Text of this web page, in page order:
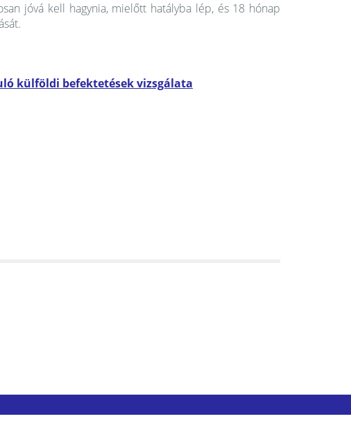
jóvá kell hagynia, mielőtt hatályba lép, és 18 hónap
külföldi befektetések vizsgálata